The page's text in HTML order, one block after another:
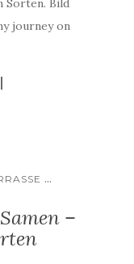
journey on
...
–